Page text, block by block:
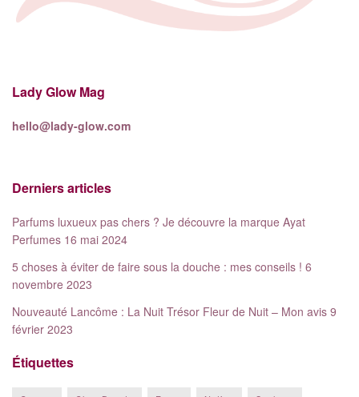
Lady Glow Mag
hello@lady-glow.com
Derniers articles
Parfums luxueux pas chers ? Je découvre la marque Ayat
Perfumes 16 mai 2024
5 choses à éviter de faire sous la douche : mes conseils ! 6
novembre 2023
Nouveauté Lancôme : La Nuit Trésor Fleur de Nuit – Mon avis 9
février 2023
Étiquettes